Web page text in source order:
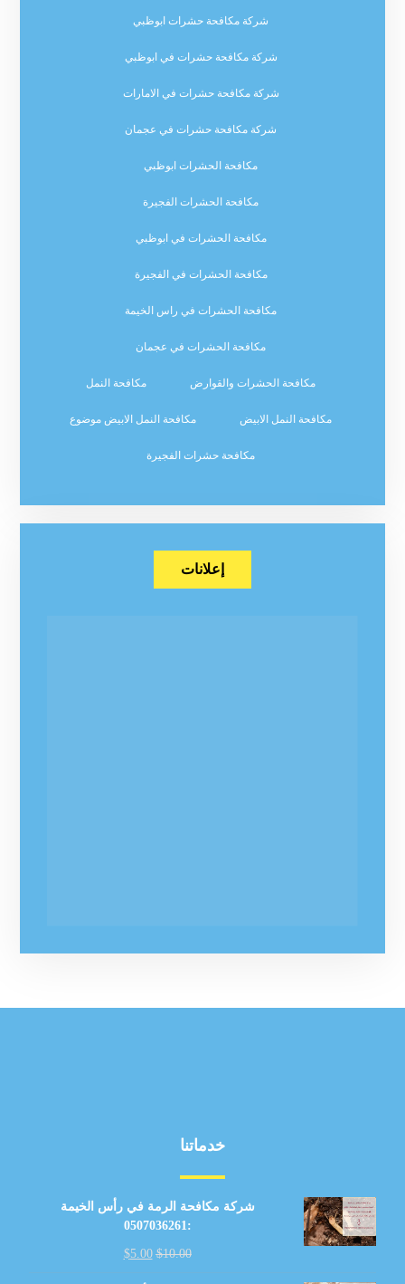
شركة مكافحة حشرات ابوظبي
شركة مكافحة حشرات في ابوظبي
شركة مكافحة حشرات في الامارات
شركة مكافحة حشرات في عجمان
مكافحة الحشرات ابوظبي
مكافحة الحشرات الفجيرة
مكافحة الحشرات في ابوظبي
مكافحة الحشرات في الفجيرة
مكافحة الحشرات في راس الخيمة
مكافحة الحشرات في عجمان
مكافحة الحشرات والقوارض مكافحة النمل
مكافحة النمل الابيض مكافحة النمل الابيض موضوع
مكافحة حشرات الفجيرة
إعلانات
خدماتنا
شركة مكافحة الرمة في رأس الخيمة
:0507036261
$10.00
$5.00